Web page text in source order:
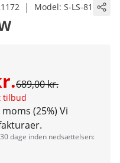
| Model: S-LS-81
689,00 kr.
tilbud
(25%) Vi
dage inden nedsættelsen: